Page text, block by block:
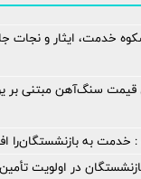
خدمت، ایثار و نجات
قیمت سنگ‌آهن مبتنی
خدمت به بازنشستگان‌را
در اولویت